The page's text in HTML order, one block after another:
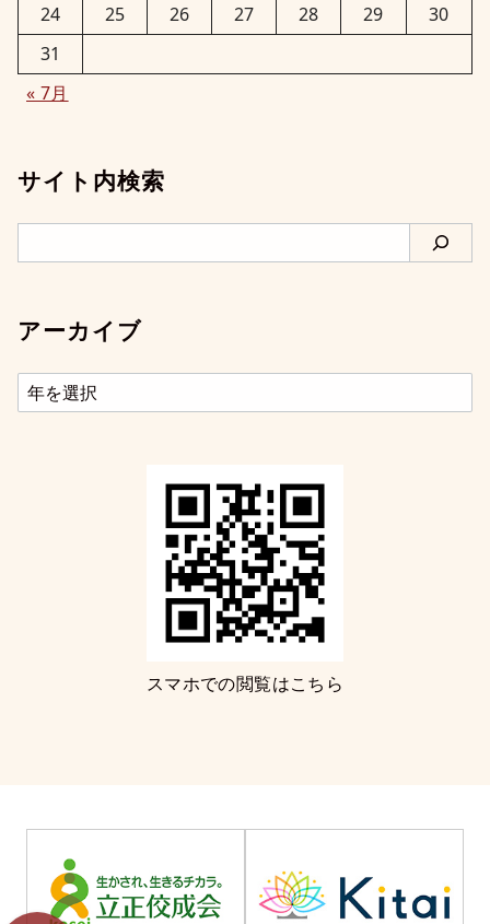
24
25 26 27 28 29
30
31
« 7月
サイト内検索
索
アーカイブ
スマホでの閲覧はこちら